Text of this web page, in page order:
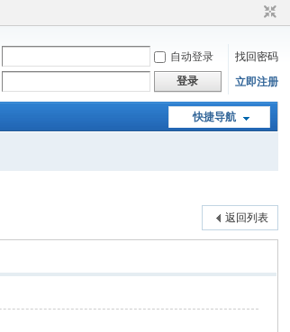
自动登录
找回密码
登录 立即注册
快捷导航
返回列表